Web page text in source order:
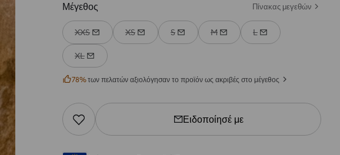
Μέγεθος Πίνακας μεγεθών
XXS XS S M L
XL
78%των πελατών αξιολόγησαν το προϊόν ως ακριβές στο μέγεθος
Ειδοποίησέ με